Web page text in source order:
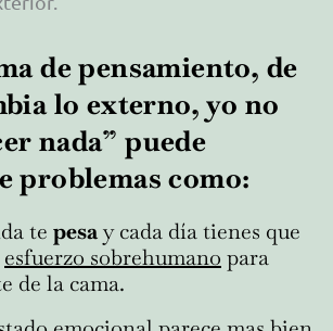
de pensamiento, de
lo externo, yo no
nada” puede
problemas como:
te pesay cada día tienes que
esfuerzo sobrehumano para
de la cama.